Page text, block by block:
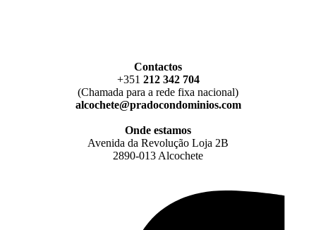
Contactos
+351 212 342 704
(Chamada para a rede fixa nacional)
alcochete@pradocondominios.com
Onde estamos
Avenida da Revolução Loja 2B
2890-013 Alcochete